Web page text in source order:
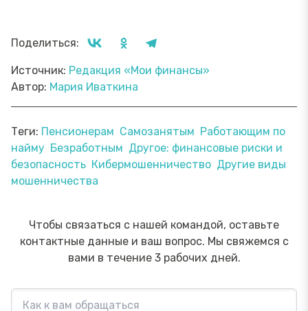
Поделиться:
Источник: Редакция «Мои финансы»
Автор: Мария Иваткина
Теги: Пенсионерам Самозанятым Работающим по
найму Безработным Другое: финансовые риски и
безопасность Кибермошенничество Другие виды
мошенничества
Чтобы связаться с нашей командой, оставьте
контактные данные и ваш вопрос. Мы свяжемся с
вами в течение 3 рабочих дней.